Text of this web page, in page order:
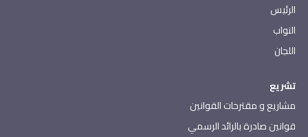
الرئيس
النواب
اللجان
تشريع
مشاريع و مقترحات القوانين
قوانين صادرة بالرائد الرسمي